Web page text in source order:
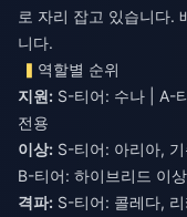
로 자리 잡고 있습니다.
니다.
역할별 순위
지원: S-티어: 수나 | A-
전용
이상: S-티어: 아리아,
B-티어: 하이브리드 이
격파: S-티어: 콜레다,